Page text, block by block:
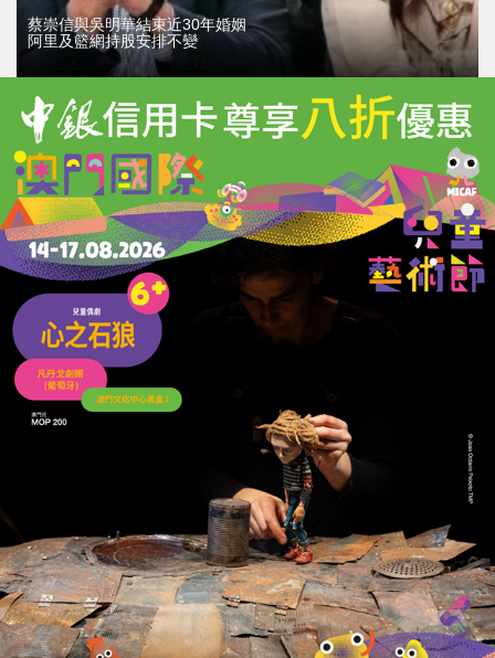
蔡崇信與吳明華結束近30年婚姻
阿里及籃網持股安排不變
全球速賣通違反數位服務法
歐盟重罰5.5億歐元